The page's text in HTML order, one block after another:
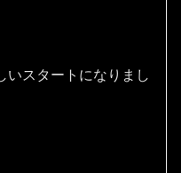
いスタートになりまし